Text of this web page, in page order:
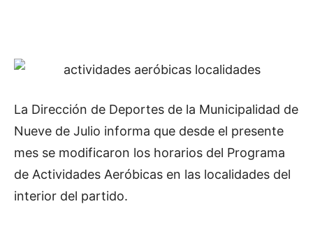
La Dirección de Deportes de la Municipalidad de
Nueve de Julio informa que desde el presente
mes se modificaron los horarios del Programa
de Actividades Aeróbicas en las localidades del
interior del partido.